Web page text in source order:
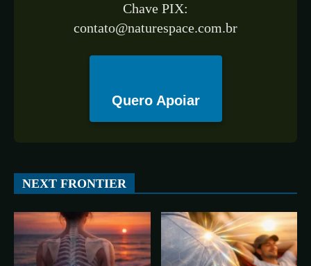
Chave PIX:
contato@naturespace.com.br
Quero Apoiar
NEXT FRONTIER